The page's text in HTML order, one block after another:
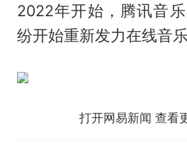
2022年开始，腾讯音
纷开始重新发力在线音乐
打开网易新闻 查看